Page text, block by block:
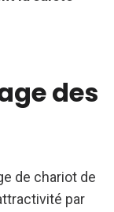
des
de chariot de
par